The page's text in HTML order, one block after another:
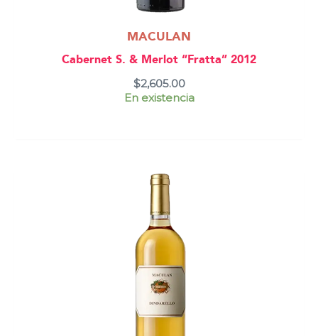
MACULAN
Cabernet S. & Merlot “Fratta” 2012
$2,605.00
En existencia